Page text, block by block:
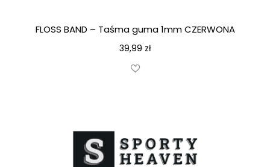
FLOSS BAND – Taśma guma 1mm CZERWONA
39,99 zł